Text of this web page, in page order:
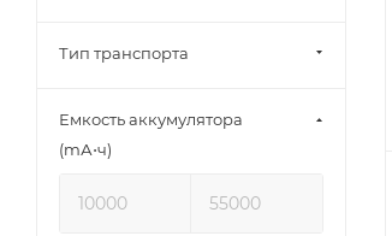
Тип транспорта
Емкость аккумулятора
(mА⋅ч)